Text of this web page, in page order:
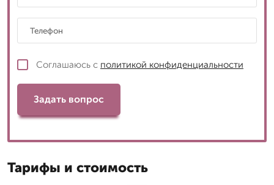
Соглашаюсь с политикой конфиденциальности
Задать вопрос
Тарифы и стоимость